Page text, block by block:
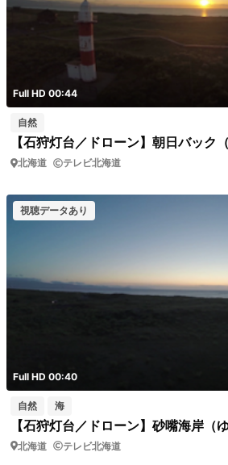
Full HD 00:44
自然
北海道 テレビ北海道
視聴データあり
Full HD 00:40
自然 海
【石狩灯台／ドローン】砂嘴海岸（
北海道 テレビ北海道